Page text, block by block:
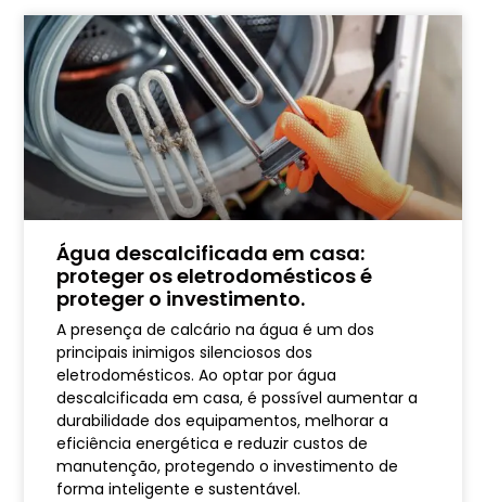
Água descalcificada em casa:
proteger os eletrodomésticos é
proteger o investimento.
A presença de calcário na água é um dos
principais inimigos silenciosos dos
eletrodomésticos. Ao optar por água
descalcificada em casa, é possível aumentar a
durabilidade dos equipamentos, melhorar a
eficiência energética e reduzir custos de
manutenção, protegendo o investimento de
forma inteligente e sustentável.